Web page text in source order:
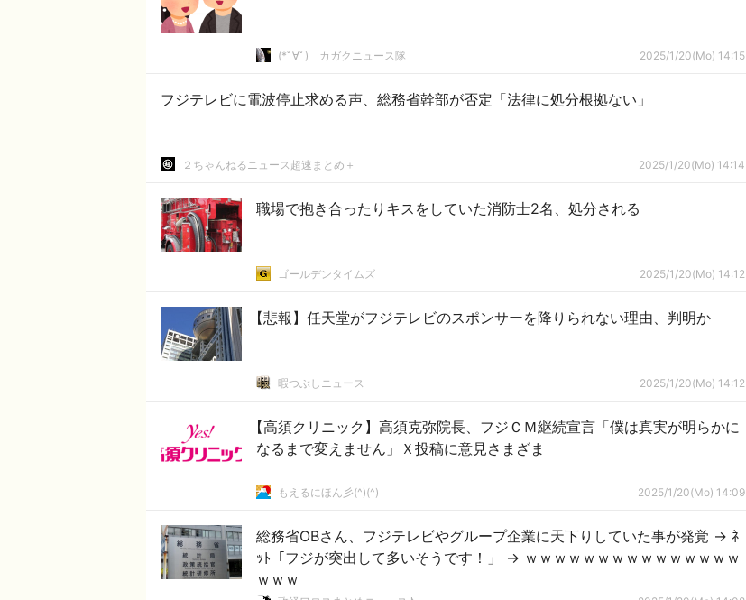
(*ﾟ∀ﾟ)ゞカガクニュース隊 2025/1/20(Mo) 14:15
フジテレビに電波停止求める声、総務省幹部が否定「法律に処分根拠ない」
２ちゃんねるニュース超速まとめ＋ 2025/1/20(Mo) 14:14
職場で抱き合ったりキスをしていた消防士2名、処分される
ゴールデンタイムズ 2025/1/20(Mo) 14:12
【悲報】任天堂がフジテレビのスポンサーを降りられない理由、判明か
暇つぶしニュース 2025/1/20(Mo) 14:12
【高須クリニック】高須克弥院長、フジＣＭ継続宣言「僕は真実が明らかに
なるまで変えません」Ｘ投稿に意見さまざま
もえるにほん彡(^)(^) 2025/1/20(Mo) 14:09
総務省OBさん、フジテレビやグループ企業に天下りしていた事が発覚 → ﾈ
ｯﾄ「フジが突出して多いそうです！」 → ｗｗｗｗｗｗｗｗｗｗｗｗｗｗｗ
ｗｗｗ